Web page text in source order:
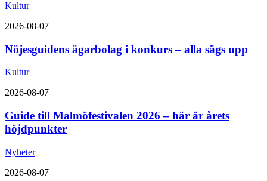
Kultur
2026-08-07
Nöjesguidens ägarbolag i konkurs – alla sägs upp
Kultur
2026-08-07
Guide till Malmöfestivalen 2026 – här är årets
höjdpunkter
Nyheter
2026-08-07